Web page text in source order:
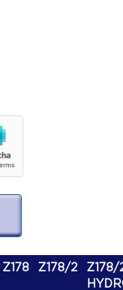
Z178 Z178/2
Z178/